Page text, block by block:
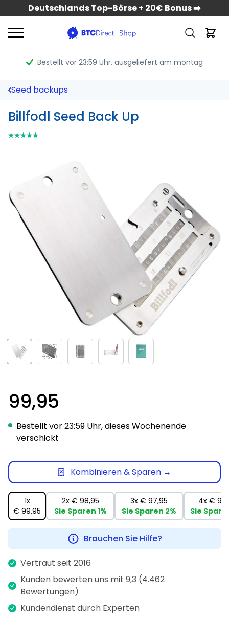
Deutschlands Top-Börse + 20€ Bonus ➡️
Bestellt vor 23:59 Uhr, ausgeliefert am montag
Seed backups
Billfodl Seed Back Up
⭑⭑⭑⭑⭑
⭑⭑⭑⭑⭑
99,95
Bestellt vor 23:59 Uhr, dieses Wochenende
verschickt
Kombinieren & Sparen →
1x
€ 99,95
2x € 98,95
Sie Sparen 1%
3x € 97,95
Sie Sparen 2%
4x €
Sie
Brauchen Sie Hilfe?
Vertraut seit 2016
Kunden bewerten uns mit 9,3 (4.462
Bewertungen)
Kundendienst durch Experten